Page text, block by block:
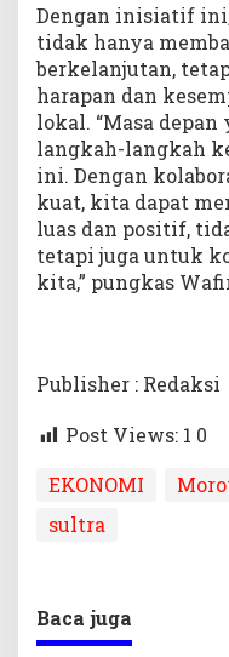
Dengan inisiatif
tidak hanya
berkelanjutan,
harapan dan
lokal. “Masa
langkah-langkah
ini. Dengan
kuat, kita dapat
luas dan positif,
tetapi juga untuk
kita,” pungkas
Publisher : Redaksi
Post Views: 1 0
EKONOMI
sultra
Baca juga